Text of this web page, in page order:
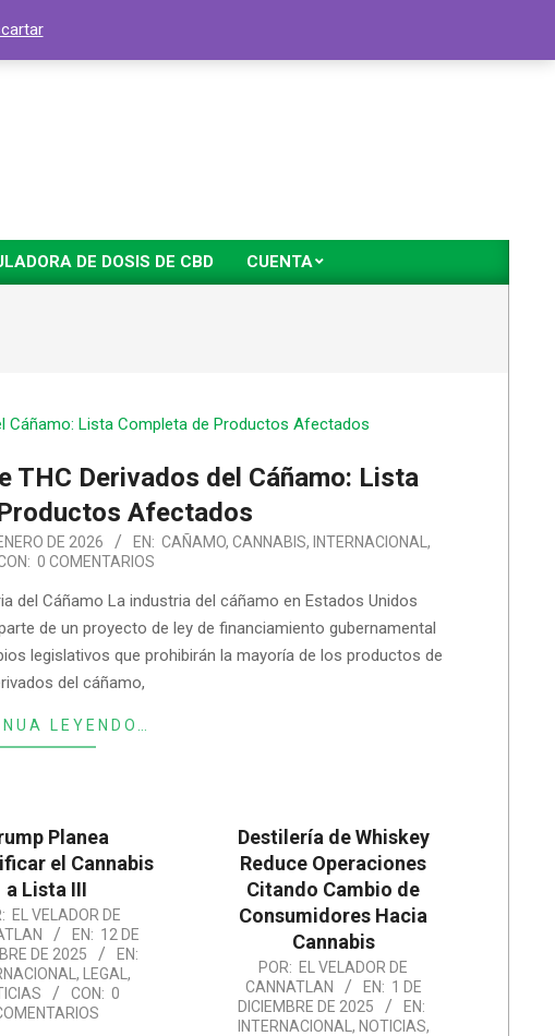
DE DOSIS DE CBD CUENTA
THC Derivados del Cáñamo: Lista
Afectados
DE 2026 EN: CAÑAMO, CANNABIS, INTERNACIONAL ,
0 COMENTARIOS
del Cáñamo La industria del cáñamo en Estados Unidos
de un proyecto de ley de financiamiento gubernamental
legislativos que prohibirán la mayoría de los productos de
del cáñamo,
LEYENDO…
Planea
el Cannabis
a Lista III
EL VELADOR DE
EN: 12 DE
DE 2025
EN:
, LEGAL,
CON: 0
Destilería de Whiskey
Reduce Operaciones
Citando Cambio de
Consumidores Hacia
Cannabis
2025-
01
POR: EL VELADOR DE
CANNATLAN
EN: 1 DE
DICIEMBRE DE 2025
EN:
INTERNACIONAL , NOTICIAS,